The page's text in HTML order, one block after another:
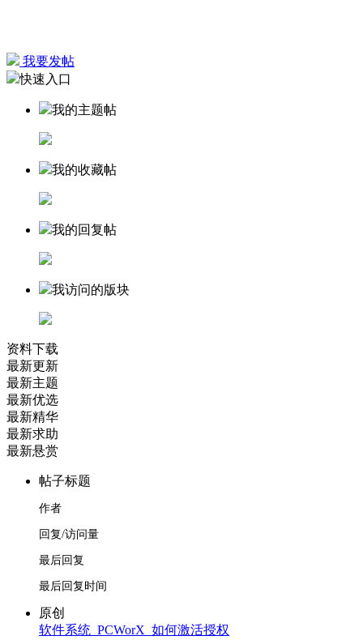
我要发帖
快速入口
我的主题帖
我的收藏帖
我的回复帖
我访问的版块
资料下载
最新更新
最新主题
最新优选
最新精华
最新求助
最新悬赏
帖子标题
作者
回复/访问量
最后回复
最后回复时间
原创
​软件系统_PCWorX_如何激活授权